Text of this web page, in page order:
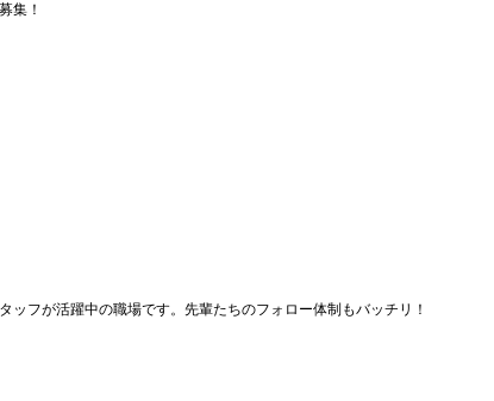
集！
ッフが活躍中の職場です。先輩たちのフォロー体制もバッチリ！